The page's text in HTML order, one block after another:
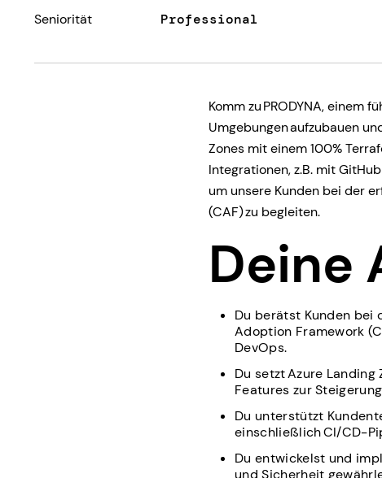
Seniorität Professional
Komm zu PRODYNA,
Umgebungen aufzubauen
Zones mit einem 100%
Integrationen, z.B. mit
um unsere Kunden bei der
(CAF) zu begleiten.
Deine
Du berätst Kunden bei
Adoption Framework
DevOps.
Du setzt Azure
Features zur
Du unterstützt
einschließlich CI/CD-
Du entwickelst und
und Sicherheit